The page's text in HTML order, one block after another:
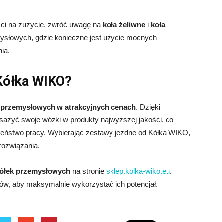
na zużycie, zwróć uwagę na koła żeliwne i koła
gdzie konieczne jest użycie mocnych
WIKO?
przemysłowych w atrakcyjnych cenach. Dzięki
swoje wózki w produkty najwyższej jakości, co
pracy. Wybierając zestawy jezdne od Kółka WIKO,
przemysłowych na stronie sklep.kolka-wiko.eu.
aby maksymalnie wykorzystać ich potencjał.